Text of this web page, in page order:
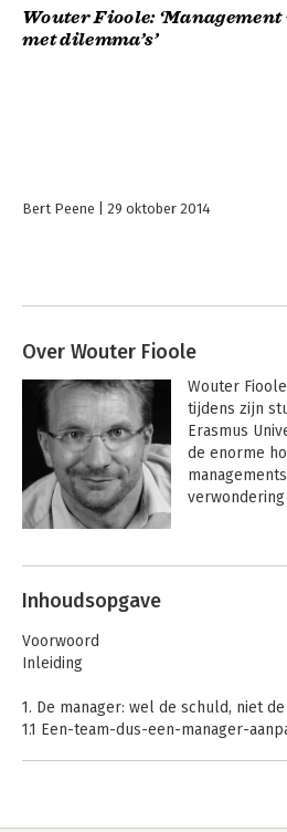
Wouter Fioole:
met dilemma’s’
Bert Peene 29 oktober 2014
Over Wouter Fioole
Wouter
tijdens zijn
Erasmus
de enorme
effectiviteit
Andere boeken door
Inhoudsopgave
Voorwoord
Inleiding
1. De manager: wel de schuld, niet
1.1 Een-team-dus-een-manager-